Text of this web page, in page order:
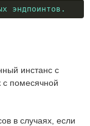
эндпоинтов.
инстанс с
с помесячной
в случаях, если